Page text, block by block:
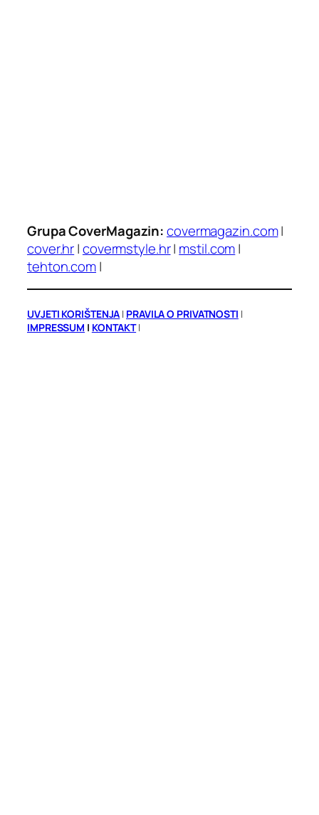
Grupa CoverMagazin:covermagazin.com|
cover.hr|covermstyle.hr| mstil.com|
tehton.com|
UVJETI KORIŠTENJA | PRAVILA O PRIVATNOSTI |
IMPRESSUM | KONTAKT|